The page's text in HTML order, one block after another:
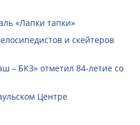
«Лапки тапки»
и скейтеров
– БКЗ» отметил 84-летие со
Центре